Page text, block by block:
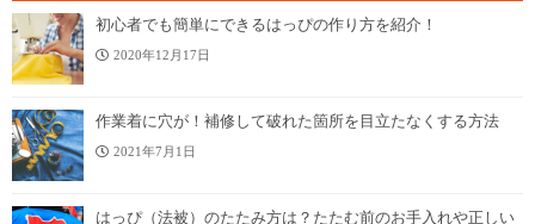
初心者でも簡単にできるはっぴの作り方を紹介！
2020年12月17日
作業着に穴が！補修して破れた箇所を目立たなくする方法
2021年7月1日
はっぴ（法被）のたたみ方は？たたむ前のお手入れや正しい